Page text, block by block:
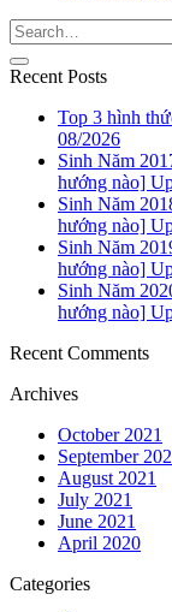
Recent Posts
Top 3 hình
08/2026
Sinh Năm
hướng nào]
Sinh Năm
hướng nào]
Sinh Năm
hướng nào]
Sinh Năm
hướng nào]
Recent Comments
Archives
October 2021
September
August 2021
July 2021
June 2021
April 2020
Categories